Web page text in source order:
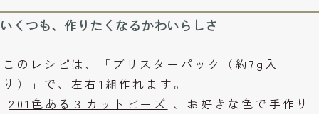
いくつも、作りたくなるかわいらしさ
このレシピは、「ブリスターパック（約7g入
り）」で、左右1組作れます。
201色ある３カットビーズ 、お好きな色で手作り